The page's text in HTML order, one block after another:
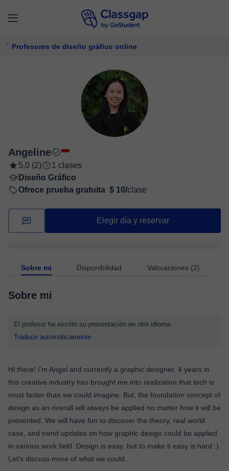
Profesores de diseño gráfico online
Angeline
5,0 (2)
1 clases
Diseño Gráfico
Ofrece prueba gratuita $ 10/clase
Elegir día y reservar
Sobre mi Disponibilidad Valoraciones (2)
Sobre mi
El profesor ha escrito su presentación en otro idioma
Traducir automáticamente
Hi there! I'm Angel and currently a graphic designer. 4 years in
this creative industry has brought me into realization that tech is
must faster than we could imagine. But, the foundation concept of
design as an overall will always be applied no matter how it will be
presented. We will have fun to discover the theory, real world
case, and trend updates on how graphic design could be applied
in various work field. Design is easy, but to make it easy is hard :).
Let's discuss more of what we could